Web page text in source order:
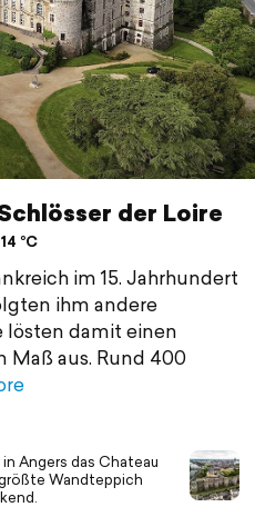
der Loire
°C
im 15. Jahrhundert
ihm andere
lösten damit einen
Maß aus. Rund 400
Angers das Chateau
Wandteppich